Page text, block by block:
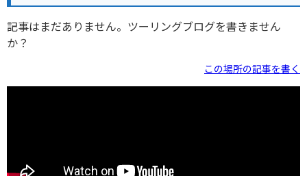
記事はまだありません。ツーリングブログを書きません
か？
この場所の記事を書く